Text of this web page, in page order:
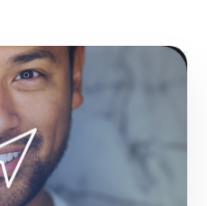
de etiquetas y píxeles
orientado al crecimiento
de los Caballeros.